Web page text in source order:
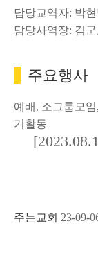
담당교역자: 박
담당사역장: 김
주요행사
예배, 소그룹모
기활동
주는교회 23-09-